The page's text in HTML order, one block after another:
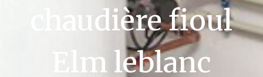
chaudière fioul
Elm leblanc